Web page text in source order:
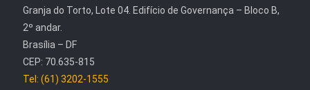
Granja do Torto, Lote 04. Edifício de Governança – Bloco B,
2º andar.
Brasília – DF
CEP: 70.635-815
Tel: (61) 3202-1555